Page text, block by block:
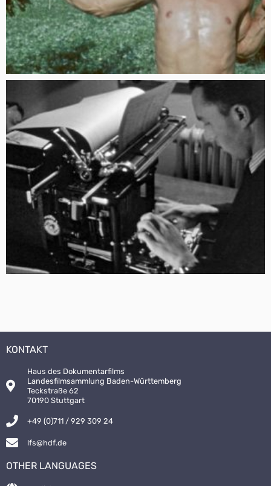
KONTAKT
Haus des Dokumentarfilms
Landesfilmsammlung Baden-Württemberg
Teckstraße 62
70190 Stuttgart
+49 (0)711 / 929 309 24
lfs@hdf.de
OTHER LANGUAGES